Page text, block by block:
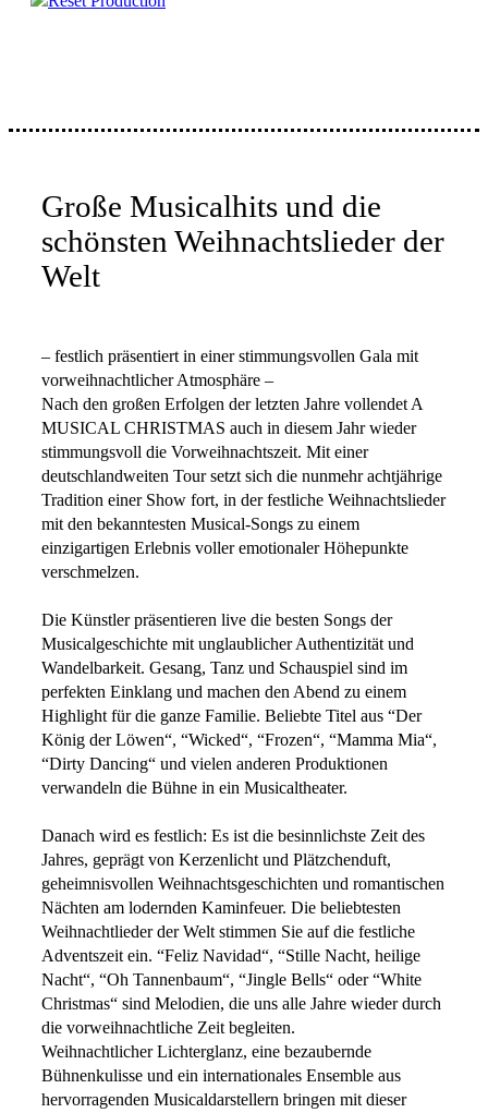
Große Musicalhits und die
schönsten Weihnachtslieder der
Welt
– festlich präsentiert in einer stimmungsvollen Gala mit
vorweihnachtlicher Atmosphäre –
Nach den großen Erfolgen der letzten Jahre vollendet A
MUSICAL CHRISTMAS auch in diesem Jahr wieder
stimmungsvoll die Vorweihnachtszeit. Mit einer
deutschlandweiten Tour setzt sich die nunmehr achtjährige
Tradition einer Show fort, in der festliche Weihnachtslieder
mit den bekanntesten Musical-Songs zu einem
einzigartigen Erlebnis voller emotionaler Höhepunkte
verschmelzen.
Die Künstler präsentieren live die besten Songs der
Musicalgeschichte mit unglaublicher Authentizität und
Wandelbarkeit. Gesang, Tanz und Schauspiel sind im
perfekten Einklang und machen den Abend zu einem
Highlight für die ganze Familie. Beliebte Titel aus “Der
König der Löwen“, “Wicked“, “Frozen“, “Mamma Mia“,
“Dirty Dancing“ und vielen anderen Produktionen
verwandeln die Bühne in ein Musicaltheater.
Danach wird es festlich: Es ist die besinnlichste Zeit des
Jahres, geprägt von Kerzenlicht und Plätzchenduft,
geheimnisvollen Weihnachtsgeschichten und romantischen
Nächten am lodernden Kaminfeuer. Die beliebtesten
Weihnachtlieder der Welt stimmen Sie auf die festliche
Adventszeit ein. “Feliz Navidad“, “Stille Nacht, heilige
Nacht“, “Oh Tannenbaum“, “Jingle Bells“ oder “White
Christmas“ sind Melodien, die uns alle Jahre wieder durch
die vorweihnachtliche Zeit begleiten.
Weihnachtlicher Lichterglanz, eine bezaubernde
Bühnenkulisse und ein internationales Ensemble aus
hervorragenden Musicaldarstellern bringen mit dieser